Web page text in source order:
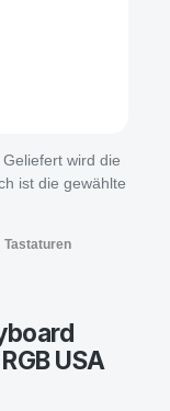
wird die
ist die gewählte
Tastaturen
USA